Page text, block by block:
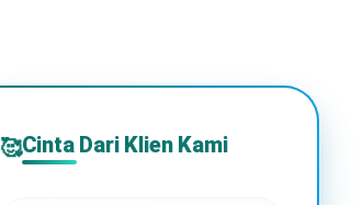
🥰Cinta Dari Klien Kami